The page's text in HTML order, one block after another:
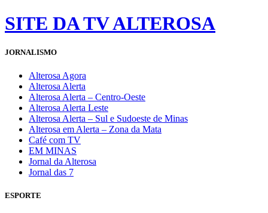
SITE DA TV ALTEROSA
JORNALISMO
Alterosa Agora
Alterosa Alerta
Alterosa Alerta – Centro-Oeste
Alterosa Alerta Leste
Alterosa Alerta – Sul e Sudoeste de Minas
Alterosa em Alerta – Zona da Mata
Café com TV
EM MINAS
Jornal da Alterosa
Jornal das 7
ESPORTE